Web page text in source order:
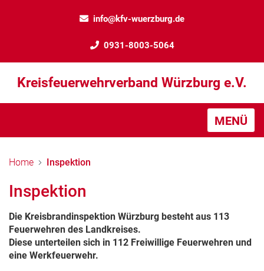
info@kfv-wuerzburg.de
0931-8003-5064
Kreisfeuerwehrverband Würzburg e.V.
MENÜ
Home Inspektion
Inspektion
Die Kreisbrandinspektion Würzburg besteht aus 113
Feuerwehren des Landkreises.
Diese unterteilen sich in 112 Freiwillige Feuerwehren und
eine Werkfeuerwehr.